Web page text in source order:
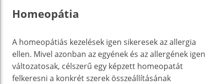
Homeopátia
A homeopátiás kezelések igen sikeresek az allergia
ellen. Mivel azonban az egyének és az allergének igen
változatosak, célszerű egy képzett homeopatát
felkeresni a konkrét szerek összeállításának